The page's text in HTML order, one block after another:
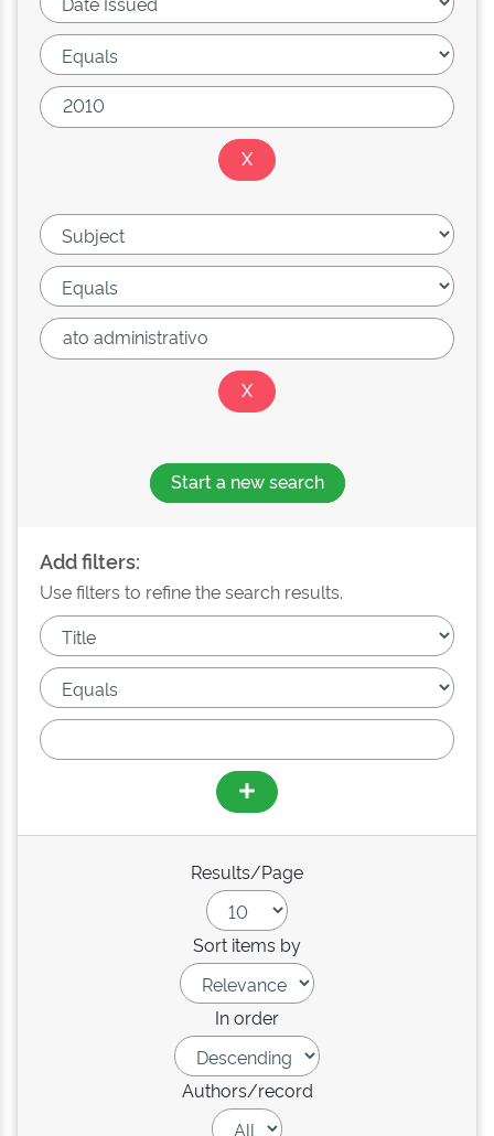
Start a new search
Add filters:
Use filters to refine the search results.
Results/Page
Sort items by
In order
Authors/record